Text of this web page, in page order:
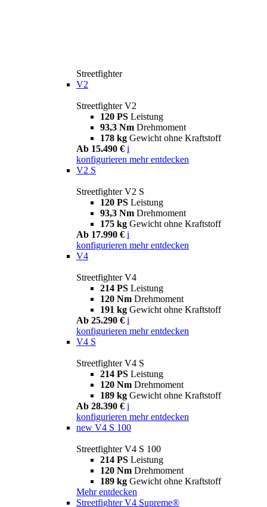
Streetfighter
V2
Streetfighter V2
120 PS Leistung
93,3 Nm Drehmoment
178 kg Gewicht ohne Kraftstoff
Ab 15.490 € i
konfigurieren mehr entdecken
V2 S
Streetfighter V2 S
120 PS Leistung
93,3 Nm Drehmoment
175 kg Gewicht ohne Kraftstoff
Ab 17.990 € i
konfigurieren mehr entdecken
V4
Streetfighter V4
214 PS Leistung
120 Nm Drehmoment
191 kg Gewicht ohne Kraftstoff
Ab 25.290 € i
konfigurieren mehr entdecken
V4 S
Streetfighter V4 S
214 PS Leistung
120 Nm Drehmoment
189 kg Gewicht ohne Kraftstoff
Ab 28.390 € i
konfigurieren mehr entdecken
new V4 S 100
Streetfighter V4 S 100
214 PS Leistung
120 Nm Drehmoment
189 kg Gewicht ohne Kraftstoff
Mehr entdecken
Streetfighter V4 Supreme®